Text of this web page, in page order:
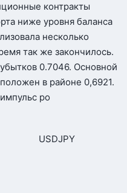
контракты
ниже уровня баланса
несколько
так же закончилось.
0.7046. Основной
в районе 0,6921.
ро
USDJPY